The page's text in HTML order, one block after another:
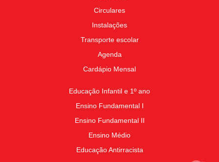
Circulares
Instalações
Transporte escolar
Agenda
Cardápio Mensal
Educação Infantil e 1º ano
Ensino Fundamental I
Ensino Fundamental II
Ensino Médio
Educação Antirracista